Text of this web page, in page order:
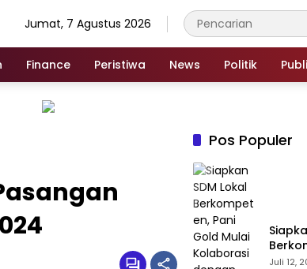
Jumat, 7 Agustus 2026
Finance Peristiwa News Politik
Pos Populer
Juli 12,